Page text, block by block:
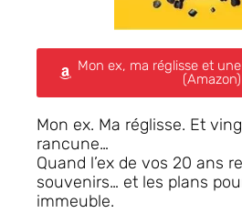
Mon ex, ma réglisse et
(Amazon)
Mon ex. Ma réglisse. Et
rancune…
Quand l’ex de vos 20 ans
souvenirs… et les plans
immeuble.